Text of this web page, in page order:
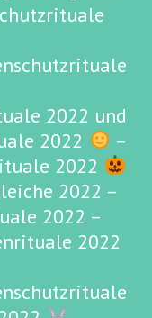
2022 und
2022
–
2022
2022 –
2022 –
2022